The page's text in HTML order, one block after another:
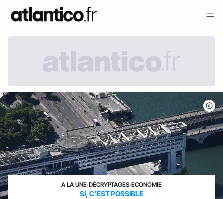
A LA UNE›DÉCRYPTAGES›ECONOMIE
SI, C’EST POSSIBLE